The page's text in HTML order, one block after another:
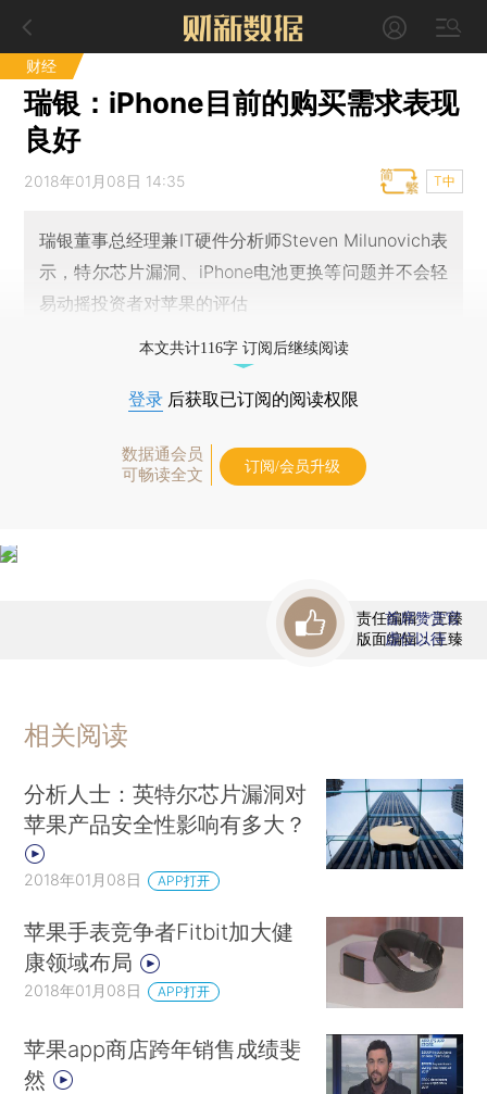
财经
瑞银：iPhone目前的购买需求表现
良好
2018年01月08日 14:35 T中
瑞银董事总经理兼IT硬件分析师Steven Milunovich表
示，特尔芯片漏洞、iPhone电池更换等问题并不会轻
易动摇投资者对苹果的评估
本文共计116字 订阅后继续阅读
登录 后获取已订阅的阅读权限
数据通会员
可畅读全文
订阅/会员升级
责任编辑：王臻
版面编辑：王臻
首席赞赏官
虚位以待
相关阅读
分析人士：英特尔芯片漏洞对
苹果产品安全性影响有多大？
2018年01月08日 APP打开
苹果手表竞争者Fitbit加大健
康领域布局
2018年01月08日 APP打开
苹果app商店跨年销售成绩斐
然